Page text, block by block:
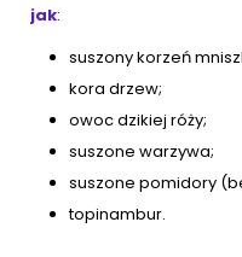
jak:
suszony korzeń
kora drzew;
owoc dzikiej róży;
suszone warzywa;
suszone pomidory
topinambur.